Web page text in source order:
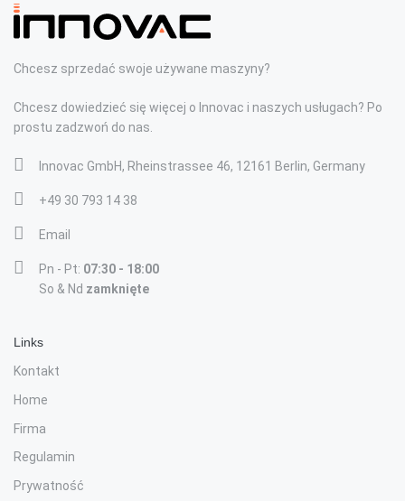
Chcesz sprzedać swoje używane maszyny?
Chcesz dowiedzieć się więcej o Innovac i naszych usługach? Po
prostu zadzwoń do nas.
Innovac GmbH, Rheinstrassee 46, 12161 Berlin, Germany
+49 30 793 14 38
Email
Pn - Pt: 07:30 - 18:00
So & Nd zamknięte
Links
Kontakt
Home
Firma
Regulamin
Prywatność